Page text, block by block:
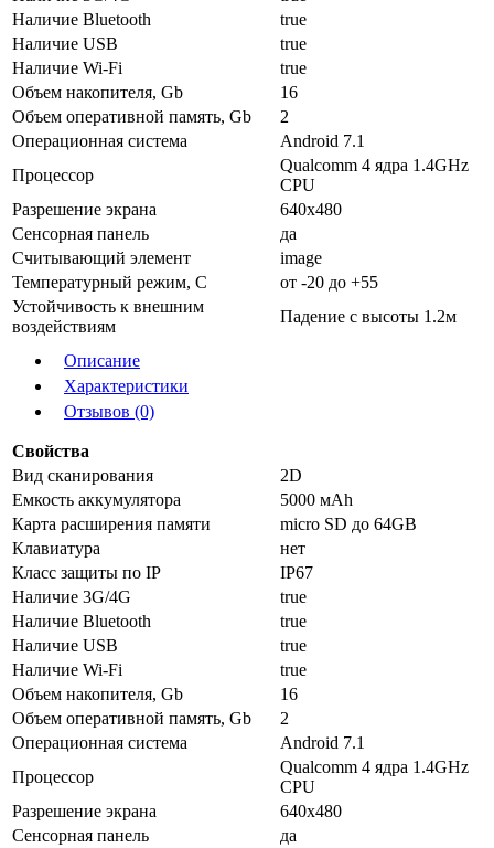
Наличие Bluetooth
true
Наличие USB
true
Наличие Wi-Fi
true
Объем накопителя, Gb
16
Объем оперативной память, Gb
2
Операционная система
Android 7.1
Процессор
Qualcomm 4 ядра 1.4GHz
CPU
Разрешение экрана
640х480
Сенсорная панель
да
Считывающий элемент
image
Температурный режим, С
от -20 до +55
Устойчивость к внешним
воздействиям
Падение с высоты 1.2м
Описание
Характеристики
Отзывов (0)
Свойства
Вид сканирования
2D
Емкость аккумулятора
5000 мАh
Карта расширения памяти
micro SD до 64GB
Клавиатура
нет
Класс защиты по IP
IP67
Наличие 3G/4G
true
Наличие Bluetooth
true
Наличие USB
true
Наличие Wi-Fi
true
Объем накопителя, Gb
16
Объем оперативной память, Gb
2
Операционная система
Android 7.1
Процессор
Qualcomm 4 ядра 1.4GHz
CPU
Разрешение экрана
640х480
Сенсорная панель
да